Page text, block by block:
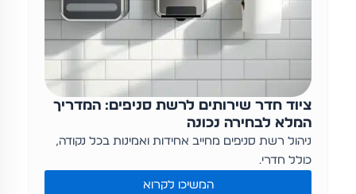
ציוד חדר שירותים לרשת סניפים: המדריך
המלא לבחירה נכונה
ניהול רשת סניפים מחייב אחידות ואמינות בכל נקודה,
כולל חדרי…
המשיכו לקרוא